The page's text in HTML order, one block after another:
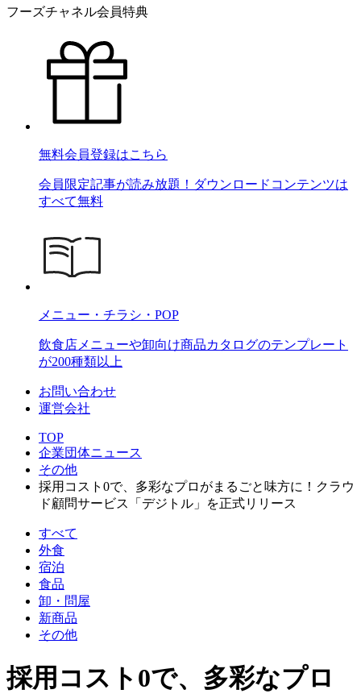
フーズチャネル会員特典
無料会員登録はこちら
会員限定記事が読み放題！ダウンロードコンテンツは
すべて無料
メニュー・チラシ・POP
飲食店メニューや卸向け商品カタログのテンプレート
が200種類以上
お問い合わせ
運営会社
TOP
企業団体ニュース
その他
採用コスト0で、多彩なプロがまるごと味方に！クラウ
ド顧問サービス「デジトル」を正式リリース
すべて
外食
宿泊
食品
卸・問屋
新商品
その他
採用コスト0で、多彩なプロ